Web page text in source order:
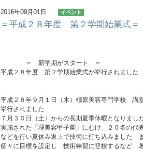
2016年09月01日 イベント
＝平成２８年度 第２学期始業式＝
＝ 新学期がスタート ＝
平成２８年度 第２学期始業式が挙行されました
平成２８年９月１日（木）橿原美容専門学校 講
挙行されました
７月３０日（土）からの長期夏季休暇となりまし
実施された「理美容甲子園」にむけ、２０名の代
などを行い夏休み返上で技術に打ち込みました
個々に目標を設定し 技術練習に登校するなど